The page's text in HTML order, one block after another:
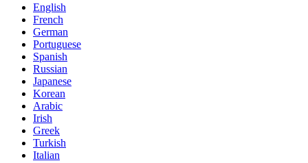
English
French
German
Portuguese
Spanish
Russian
Japanese
Korean
Arabic
Irish
Greek
Turkish
Italian